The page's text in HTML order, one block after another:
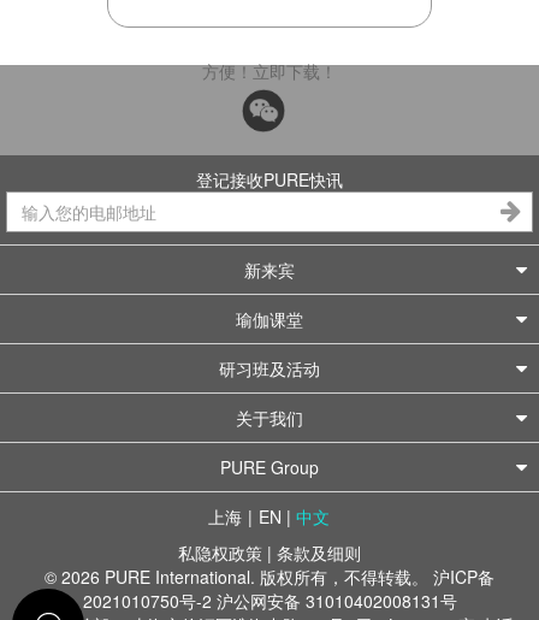
方便！立即下载！
登记接收PURE快讯
新来宾
瑜伽课堂
研习班及活动
关于我们
PURE Group
上海 | EN | 中文
私隐权政策 | 条款及细则
© 2026 PURE International. 版权所有，不得转载。 沪ICP备
2021010750号-2 沪公网安备 31010402008131号